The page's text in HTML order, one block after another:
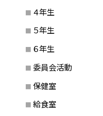
４年生
５年生
６年生
委員会活動
保健室
給食室